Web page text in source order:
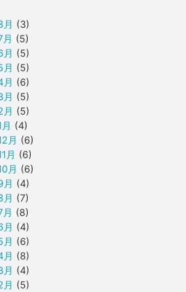
(3)
(5)
(5)
(5)
(6)
(5)
(5)
(4)
月 (6)
月 (6)
月 (6)
(4)
(7)
(8)
(4)
(6)
(8)
(4)
(5)